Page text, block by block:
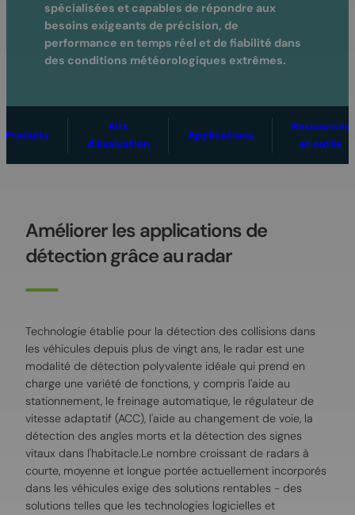
spécialisées et capables de répondre aux
besoins exigeants de précision, de
performance en temps réel et de fiabilité dans
des conditions météorologiques extrêmes.
Produits
Kits
d'évaluation
Applications
Ressources
et outils
Améliorer les applications de
détection grâce au radar
Technologie établie pour la détection des collisions dans
les véhicules depuis plus de vingt ans, le radar est une
modalité de détection polyvalente idéale qui prend en
charge une variété de fonctions, y compris l'aide au
stationnement, le freinage automatique, le régulateur de
vitesse adaptatif (ACC), l'aide au changement de voie, la
détection des angles morts et la détection des signes
vitaux dans l'habitacle.Le nombre croissant de radars à
courte, moyenne et longue portée actuellement incorporés
dans les véhicules exige des solutions rentables - des
solutions telles que les technologies logicielles et